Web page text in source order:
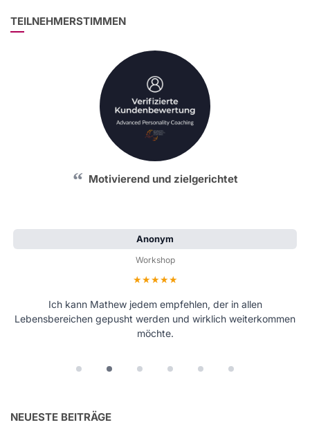
TEILNEHMERSTIMMEN
Motivierend und zielgerichtet
Anonym
Workshop
Bewertung: 5 von 5 Sternen
Ich kann Mathew jedem empfehlen, der in allen
Lebensbereichen gepusht werden und wirklich weiterkommen
möchte.
Engagiert, authentisch und einfach gut
Anonym
Workshop
Bewertung: 5 von 5 Sternen
Mathew ist als Coach absolut zu empfehlen – er gibt sich mit
voller Leidenschaft Mühe und macht seine Arbeit
herausragend.
NEUESTE BEITRÄGE